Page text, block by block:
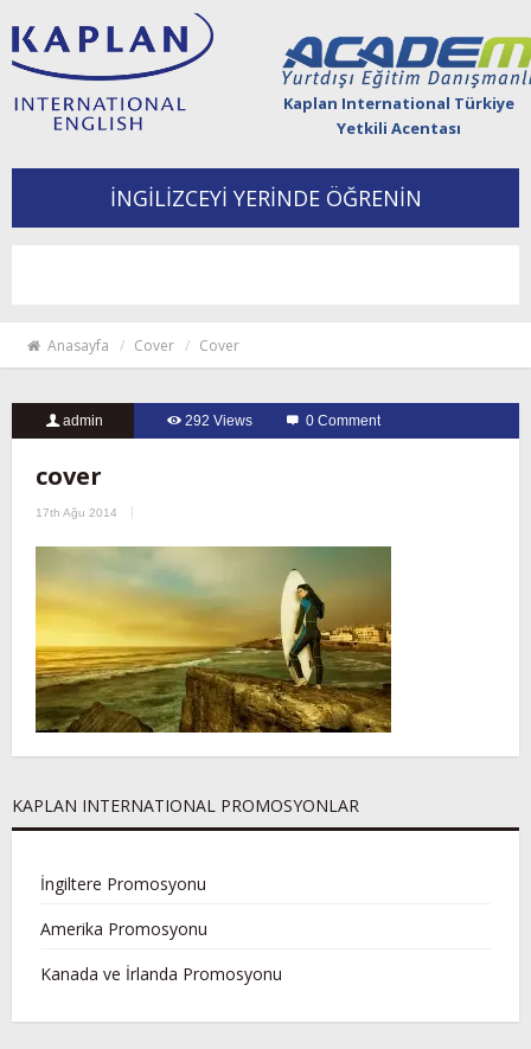
Kaplan International Türkiye
Yetkili Acentası
İNGİLİZCEYİ YERİNDE ÖĞRENİN
Anasayfa Cover Cover
admin 292 Views 0 Comment
cover
17th Ağu 2014
KAPLAN INTERNATIONAL PROMOSYONLAR
İngiltere Promosyonu
Amerika Promosyonu
Kanada ve İrlanda Promosyonu